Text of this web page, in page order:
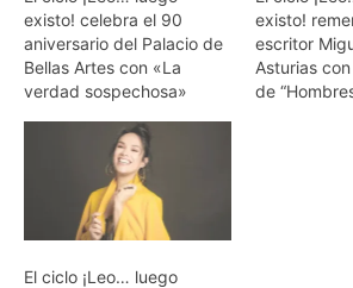
existo! celebra el 90
aniversario del Palacio de
Bellas Artes con «La
verdad sospechosa»
existo!
escritor
Asturias
de
El ciclo ¡Leo… luego